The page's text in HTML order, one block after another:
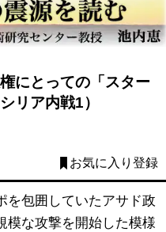
にとっての「スター
リア内戦1）
お気に入り登録
包囲していたアサド政
模な攻撃を開始した模様